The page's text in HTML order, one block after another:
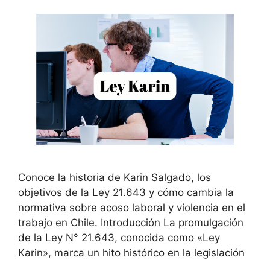
Conoce la historia de Karin Salgado, los
objetivos de la Ley 21.643 y cómo cambia la
normativa sobre acoso laboral y violencia en el
trabajo en Chile. Introducción La promulgación
de la Ley N° 21.643, conocida como «Ley
Karin», marca un hito histórico en la legislación